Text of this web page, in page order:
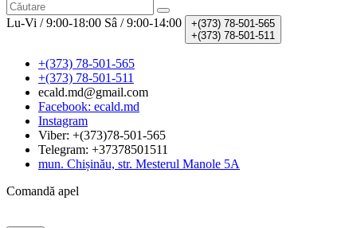
Lu-Vi / 9:00-18:00 Sâ / 9:00-14:00 +(373) 78-501-565
+(373) 78-501-511
+(373) 78-501-565
+(373) 78-501-511
ecald.md@gmail.com
Facebook: ecald.md
Instagram
Viber: +(373)78-501-565
Telegram: +37378501511
mun. Chișinău, str. Mesterul Manole 5A
Comandă apel